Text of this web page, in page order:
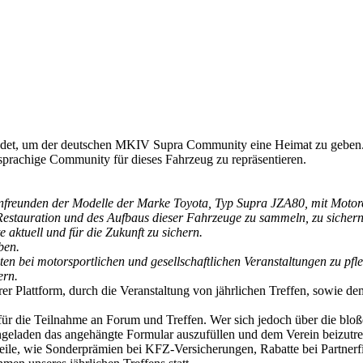
um der deutschen MKIV Supra Community eine Heimat zu
Community für dieses Fahrzeug zu repräsentieren.
der Modelle der Marke Toyota, Typ Supra JZA80, mit
und des Aufbaus dieser Fahrzeuge zu sammeln, zu
aktuell und für die Zukunft zu sichern.
bei motorsportlichen und gesellschaftlichen Veranstaltungen zu
Plattform, durch die Veranstaltung von jährlichen Treffen, sowie
die Teilnahme an Forum und Treffen. Wer sich jedoch über die
das angehängte Formular auszufüllen und dem Verein
wie Sonderprämien bei KFZ-Versicherungen, Rabatte bei